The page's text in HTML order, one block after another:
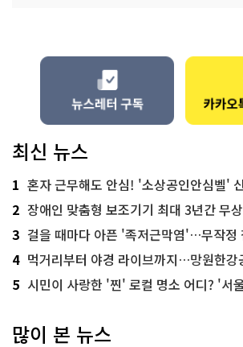
최신 뉴스
1 혼자 근무해도 안심! '소상공인안심벨'
2 장애인 맞춤형 보조기기 최대 3년간 무상 대
3 걸을 때마다 아픈 '족저근막염'…무작정 참지
4 먹거리부터 야경 라이브까지…망원한강
5 시민이 사랑한 '찐' 로컬 명소 어디? '서울
많이 본 뉴스